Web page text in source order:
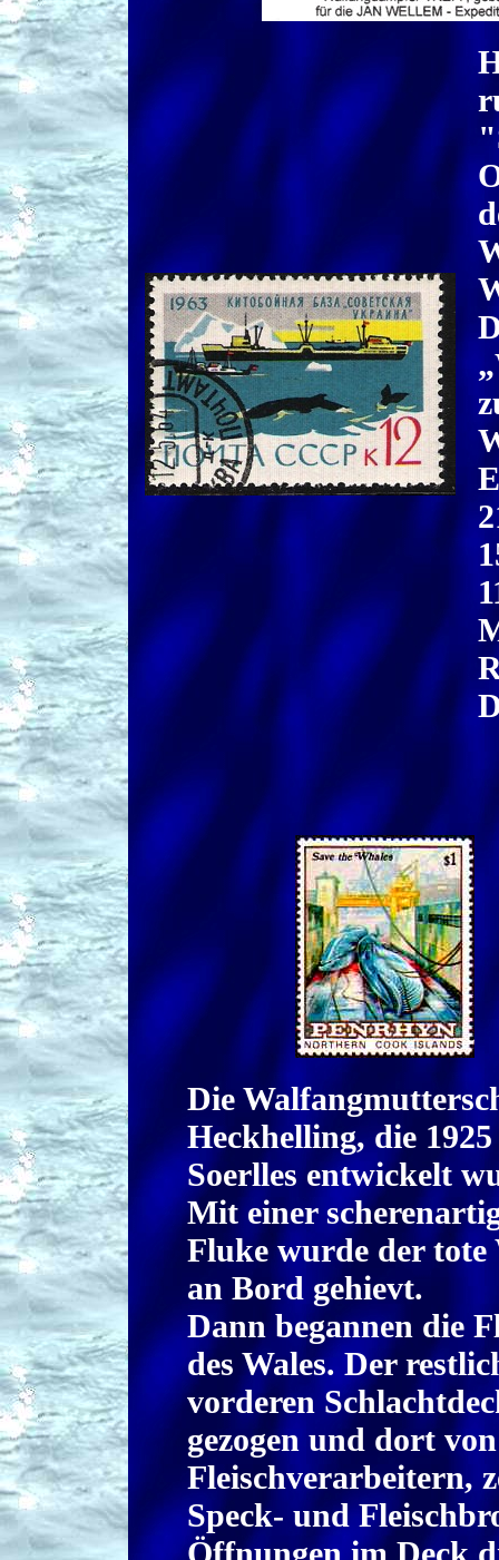
Die
Heckhelling, die
Soerlles entwickelt
Mit einer
Fluke wurde der
an Bord gehievt.
Dann begannen die
des Wales. Der
vorderen
gezogen und dort
Fleischverarbeitern,
Speck- und